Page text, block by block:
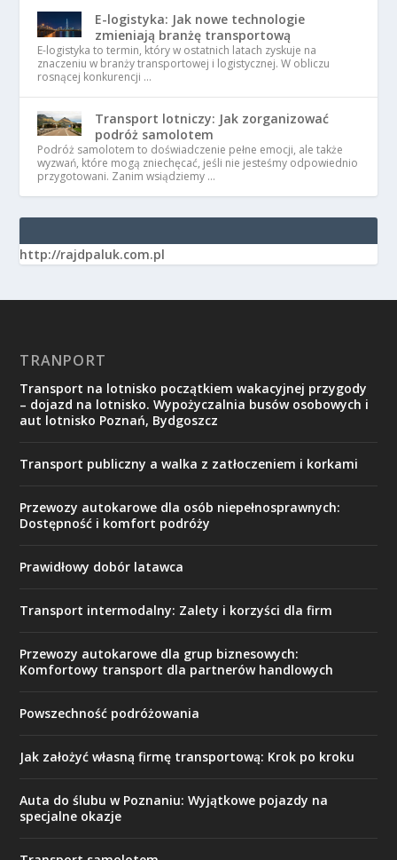
E-logistyka: Jak nowe technologie
zmieniają branżę transportową
E-logistyka to termin, który w ostatnich latach zyskuje na
znaczeniu w branży transportowej i logistycznej. W obliczu
rosnącej konkurencji …
Transport lotniczy: Jak zorganizować
podróż samolotem
Podróż samolotem to doświadczenie pełne emocji, ale także
wyzwań, które mogą zniechęcać, jeśli nie jesteśmy odpowiednio
przygotowani. Zanim wsiądziemy …
http://rajdpaluk.com.pl
TRANPORT
Transport na lotnisko początkiem wakacyjnej przygody
– dojazd na lotnisko. Wypożyczalnia busów osobowych i
aut lotnisko Poznań, Bydgoszcz
Transport publiczny a walka z zatłoczeniem i korkami
Przewozy autokarowe dla osób niepełnosprawnych:
Dostępność i komfort podróży
Prawidłowy dobór latawca
Transport intermodalny: Zalety i korzyści dla firm
Przewozy autokarowe dla grup biznesowych:
Komfortowy transport dla partnerów handlowych
Powszechność podróżowania
Jak założyć własną firmę transportową: Krok po kroku
Auta do ślubu w Poznaniu: Wyjątkowe pojazdy na
specjalne okazje